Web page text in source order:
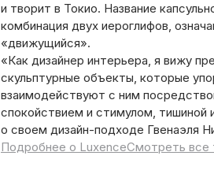
и творит в Токио. Название
комбинация двух иероглифов,
«движущийся».
«Как дизайнер интерьера, я вижу
скульптурные объекты, которые
взаимодействуют с ним
спокойствием и стимулом,
о своем дизайн-подходе Гвенаэля
Подробнее о LuxenceСмотреть все